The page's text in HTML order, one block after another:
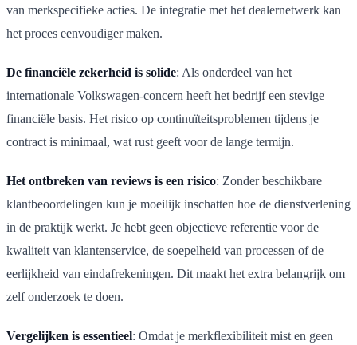
van merkspecifieke acties. De integratie met het dealernetwerk kan
het proces eenvoudiger maken.
De financiële zekerheid is solide: Als onderdeel van het
internationale Volkswagen-concern heeft het bedrijf een stevige
financiële basis. Het risico op continuïteitsproblemen tijdens je
contract is minimaal, wat rust geeft voor de lange termijn.
Het ontbreken van reviews is een risico: Zonder beschikbare
klantbeoordelingen kun je moeilijk inschatten hoe de dienstverlening
in de praktijk werkt. Je hebt geen objectieve referentie voor de
kwaliteit van klantenservice, de soepelheid van processen of de
eerlijkheid van eindafrekeningen. Dit maakt het extra belangrijk om
zelf onderzoek te doen.
Vergelijken is essentieel: Omdat je merkflexibiliteit mist en geen